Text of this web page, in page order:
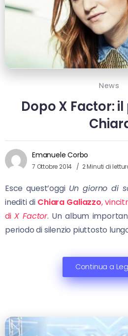
News
Dopo X Factor:
Emanuele Corbo
7 Ottobre 2014 2 Minuti di
Esce quest’oggi Un giorno di
inediti di Chiara Galiazzo,
di X Factor. Un album
periodo di silenzio piuttosto
Continua a